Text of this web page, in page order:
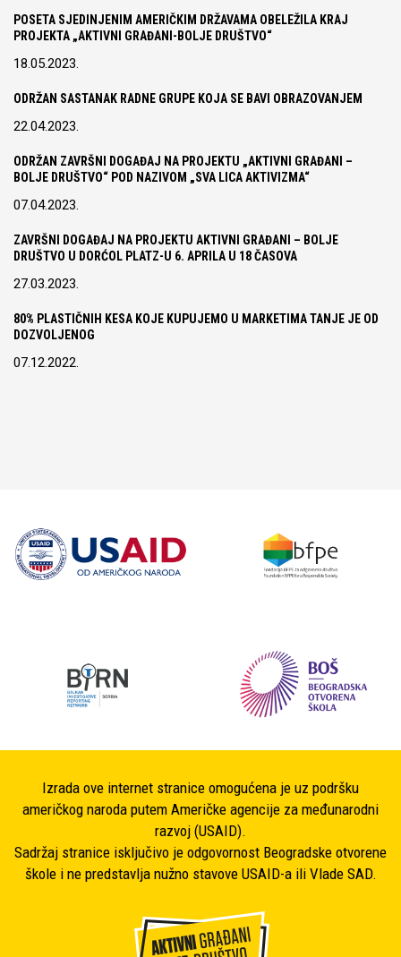
POSETA SJEDINJENIM AMERIČKIM DRŽAVAMA OBELEŽILA KRAJ
PROJEKTA „AKTIVNI GRAĐANI-BOLJE DRUŠTVO“
18.05.2023.
ODRŽAN SASTANAK RADNE GRUPE KOJA SE BAVI OBRAZOVANJEM
22.04.2023.
ODRŽAN ZAVRŠNI DOGAĐAJ NA PROJEKTU „AKTIVNI GRAĐANI –
BOLJE DRUŠTVO“ POD NAZIVOM „SVA LICA AKTIVIZMA“
07.04.2023.
ZAVRŠNI DOGAĐAJ NA PROJEKTU AKTIVNI GRAĐANI – BOLJE
DRUŠTVO U DORĆOL PLATZ-U 6. APRILA U 18 ČASOVA
27.03.2023.
80% PLASTIČNIH KESA KOJE KUPUJEMO U MARKETIMA TANJE JE OD
DOZVOLJENOG
07.12.2022.
Izrada ove internet stranice omogućena je uz podršku
američkog naroda putem Američke agencije za međunarodni
razvoj (USAID).
Sadržaj stranice isključivo je odgovornost Beogradske otvorene
škole i ne predstavlja nužno stavove USAID-a ili Vlade SAD.